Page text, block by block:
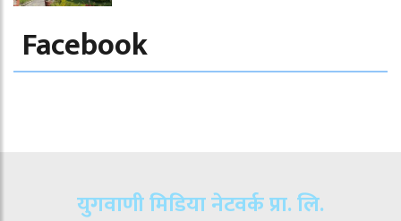
Facebook
युगवाणी मिडिया नेटवर्क प्रा. लि.